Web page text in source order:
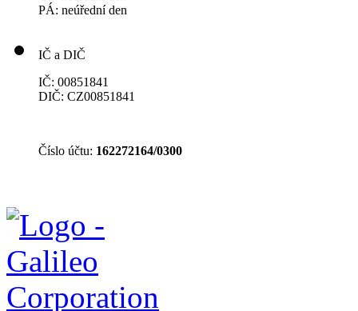
PÁ: neúřední den
IČ a DIČ
IČ: 00851841
DIČ: CZ00851841
Číslo účtu: 162272164/0300